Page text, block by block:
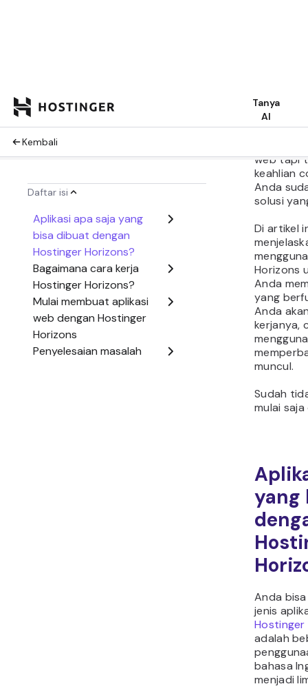
dan
Apabila
web tapi
keahlian
Anda
solusi
Di artikel
Horizons
Anda
yang
Anda
kerjanya,
muncul.
Sudah
mulai
yang
Anda
jenis
Hostinger
adalah
bahasa
menjadi